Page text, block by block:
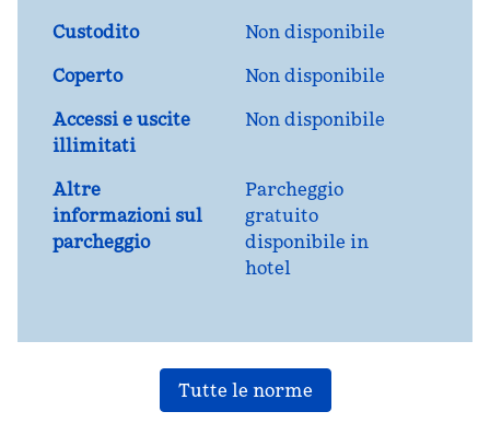
Custodito
Non disponibile
Coperto
Non disponibile
Accessi e uscite
illimitati
Non disponibile
Altre
informazioni sul
parcheggio
Parcheggio
gratuito
disponibile in
hotel
Tutte le norme